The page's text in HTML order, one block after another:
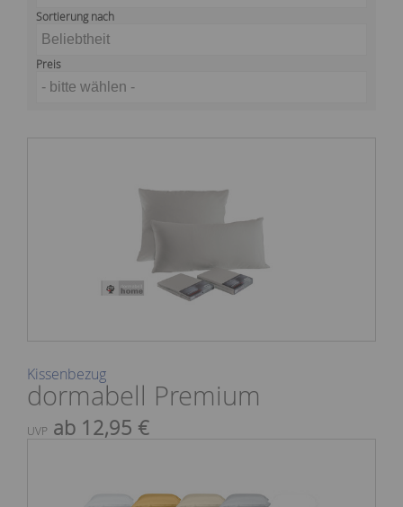
Sortierung nach
Beliebtheit
Preis
- bitte wählen -
Kissenbezug
dormabell Premium
UVP ab 12,95 €